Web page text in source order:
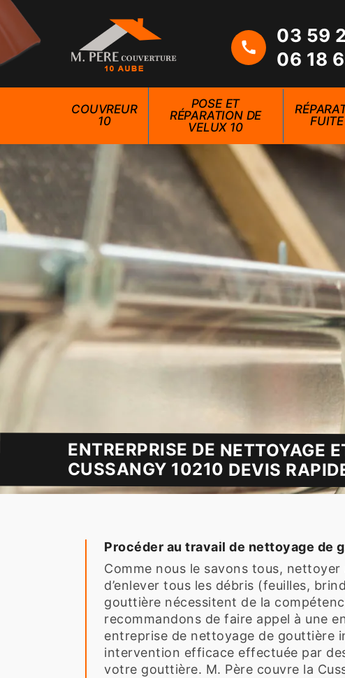
03 59
06 18
COUVREUR
10
POSE ET
RÉPARATION DE
VELUX 10
ENTRERPRISE DE NETTOYAGE
CUSSANGY 10210 DEVIS
Procéder au travail de nettoyage de
Comme nous le savons tous, nettoyer
d’enlever tous les débris (feuilles,
gouttière nécessitent de la
recommandons de faire appel à une
entreprise de nettoyage de gouttière
intervention efficace effectuée par
votre gouttière. M. Père couvre la